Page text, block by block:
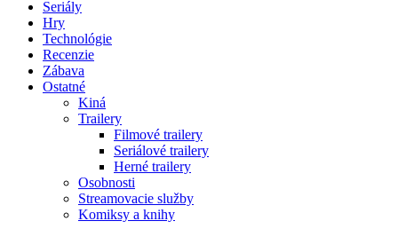
Seriály
Hry
Technológie
Recenzie
Zábava
Ostatné
Kiná
Trailery
Filmové trailery
Seriálové trailery
Herné trailery
Osobnosti
Streamovacie služby
Komiksy a knihy